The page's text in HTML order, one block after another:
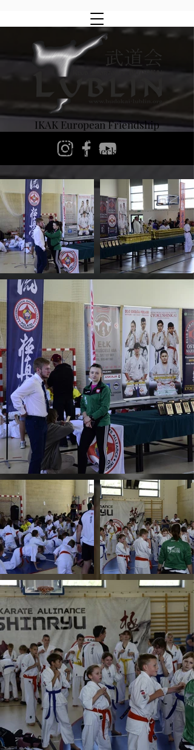
IKAK European Friendship
XVIII Turniej Karate Kyokushinkai,
Ostrów Mazowiecka 3.06.2023